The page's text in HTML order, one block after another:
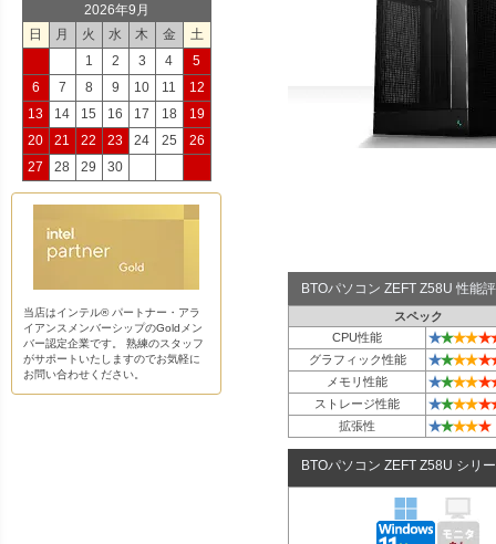
BTOパソコン ZEFT Z58U 性能
スペック
CPU性能
★★★★★
グラフィック性能 ★★★★★
メモリ性能 ★★★★★
ストレージ性能 ★★★★★
拡張性 ★★★★★
BTOパソコン ZEFT Z58U シリ
2026年9月
日
月 火 水 木 金
土
1
2 3 4
5
6
7 8 9 10 11
12
13
14 15 16 17 18
19
20
21 22 23 24 25
26
27
28 29 30
当店はインテル® パートナー・アラ
イアンスメンバーシップのGoldメン
バー認定企業です。 熟練のスタッフ
がサポートいたしますのでお気軽に
お問い合わせください。